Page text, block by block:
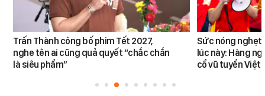
Trấn Thành công bố phim Tết 2027,
nghe tên ai cũng quả quyết “chắc chắn
là siêu phẩm”
Sức nóng nghẹt
lúc này: Hàng
cổ vũ tuyển